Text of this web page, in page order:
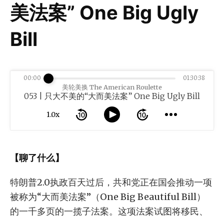
美法案” One Big Ugly
Bill
美轮美换 The American Roulette
053 | 只大不美的“大而美法案” One Big Ugly Bill
1.0x
00:00 01:30:38
【聊了什么】
特朗普2.0执政百天过后，共和党正在国会推动一项
被称为“大而美法案”（One Big Beautiful Bill）
的一千多页的一揽子法案。这项法案试图将移民、